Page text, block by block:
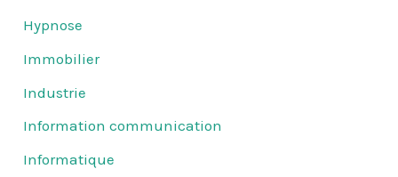
Hypnose
Immobilier
Industrie
Information communication
Informatique